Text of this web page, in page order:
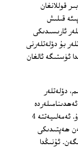
قوللانغان
قىلىش
ئارىسىدىكى
بۇ دۆلەتلەرنى
ئۈستىگە ئالغان
دۆلەتلەر
ئۈستىگە ئالغان مەجبۇرىيەتلىرىدىن خالى قىلمايدۇ. ئەمەلىيەتتە 4
ھەپتىدىكى
ئۇنىڭدا